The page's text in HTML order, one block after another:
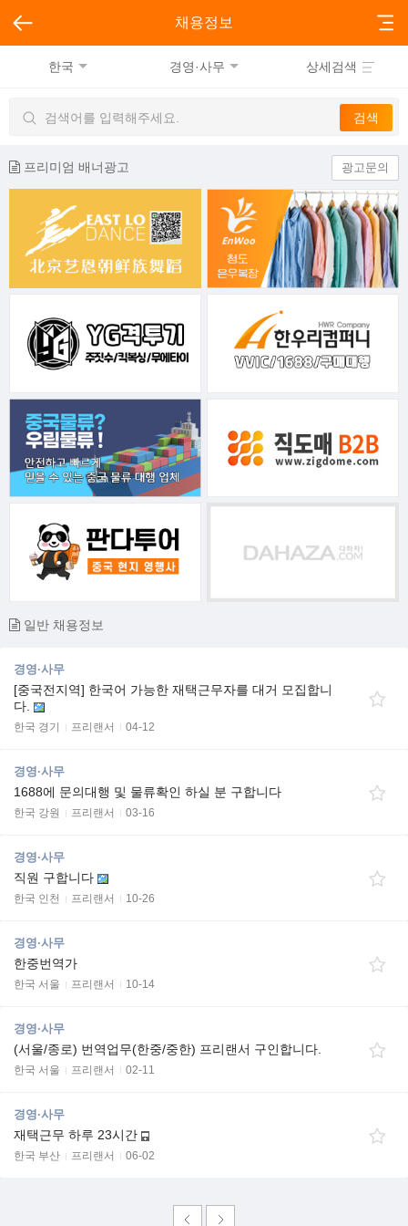
채용정보
한국 경영·사무 상세검색
프리미엄 배너광고 광고문의
일반 채용정보
경영·사무
[중국전지역] 한국어 가능한 재택근무자를 대거 모집합니
다.
한국 경기 프리랜서 04-12
경영·사무
1688에 문의대행 및 물류확인 하실 분 구합니다
한국 강원 프리랜서 03-16
경영·사무
직원 구합니다
한국 인천 프리랜서 10-26
경영·사무
한중번역가
한국 서울 프리랜서 10-14
경영·사무
(서울/종로) 번역업무(한중/중한) 프리랜서 구인합니다.
한국 서울 프리랜서 02-11
경영·사무
재택근무 하루 23시간
한국 부산 프리랜서 06-02